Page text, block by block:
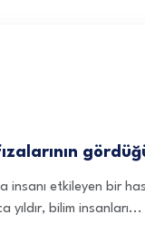
insanı etkileyen bir
bilim insanları...